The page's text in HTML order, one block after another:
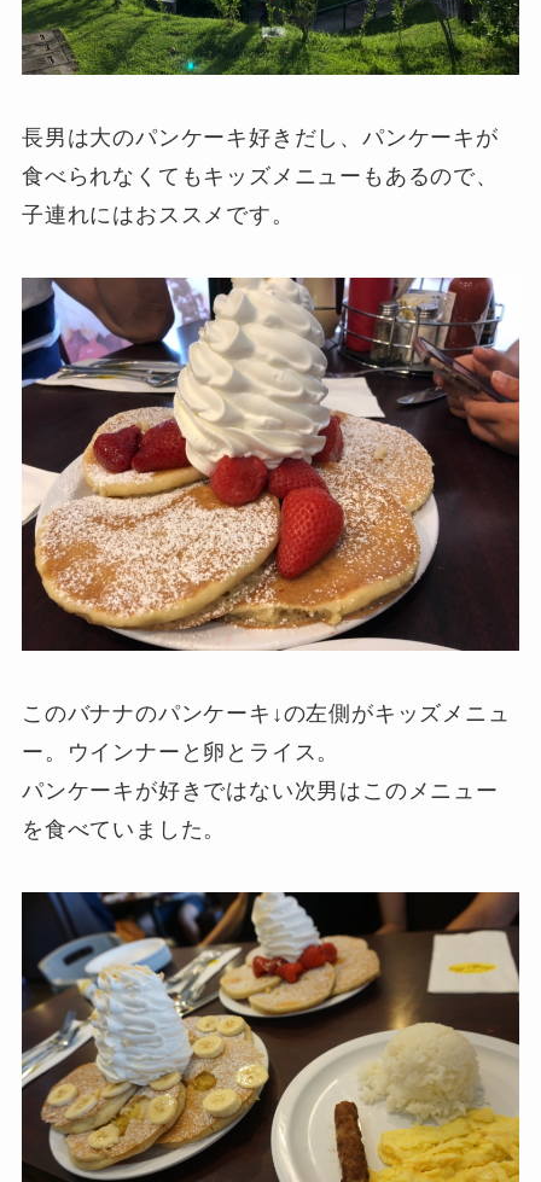
長男は大のパンケーキ好きだし、パンケーキが
食べられなくてもキッズメニューもあるので、
子連れにはおススメです。
このバナナのパンケーキ↓の左側がキッズメニュ
ー。ウインナーと卵とライス。
パンケーキが好きではない次男はこのメニュー
を食べていました。